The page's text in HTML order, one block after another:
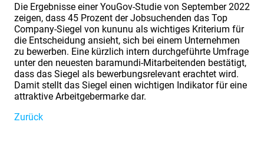
Die Ergebnisse einer YouGov-Studie von September 2022
zeigen, dass 45 Prozent der Jobsuchenden das Top
Company-Siegel von kununu als wichtiges Kriterium für
die Entscheidung ansieht, sich bei einem Unternehmen
zu bewerben. Eine kürzlich intern durchgeführte Umfrage
unter den neuesten baramundi-Mitarbeitenden bestätigt,
dass das Siegel als bewerbungsrelevant erachtet wird.
Damit stellt das Siegel einen wichtigen Indikator für eine
attraktive Arbeitgebermarke dar.
Zurück